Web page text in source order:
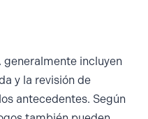
generalmente incluyen
y la revisión de
antecedentes. Según